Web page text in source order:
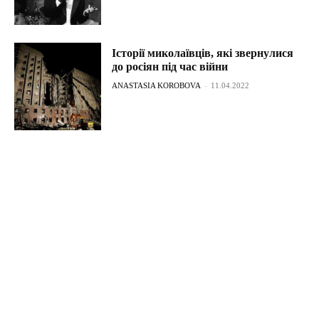
Історії миколаївців, які звернулися
до росіян під час війни
ANASTASIA KOROBOVA - 11.04.2022